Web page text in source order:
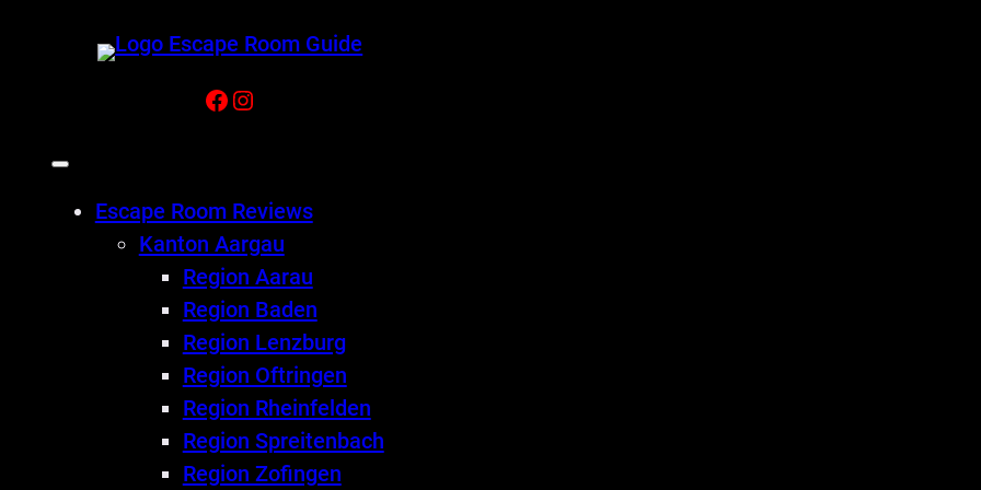
Facebook
Instagram
Escape Room Reviews
Kanton Aargau
Region Aarau
Region Baden
Region Lenzburg
Region Oftringen
Region Rheinfelden
Region Spreitenbach
Region Zofingen